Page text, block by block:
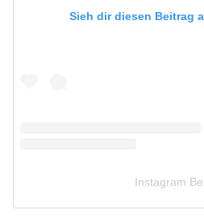
Sieh dir diesen Beitrag
Instagram